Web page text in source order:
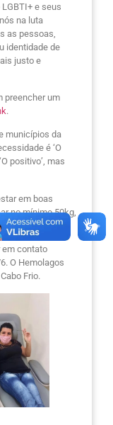
e seus
na luta
as pessoas,
identidade de
justo e
preencher um
.
municípios da
é ‘O
positivo’, mas
em boas
no mínimo 50kg,
em contato
O Hemolagos
Frio.